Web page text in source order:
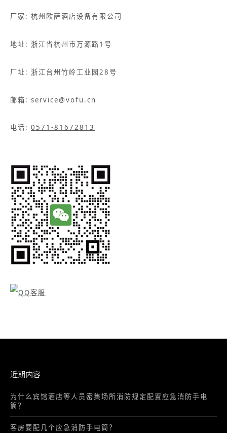
厂家: 杭州欧萨酒店设备有限公司
地址: 浙江省杭州市万源路1号
厂址: 浙江台州竹岭工业园28号
邮箱: service@vofu.cn
电话: 0571-81672813
近期内容
为什么宾馆酒店等人员密集场所消防规定配置应急消防手电
筒？
客房要配几个应急消防手电筒？